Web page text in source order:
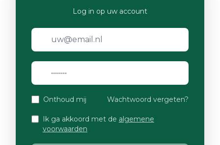
Log in op uw account
Onthoud mij Wachtwoord vergeten?
Ik ga akkoord met de algemene
voorwaarden